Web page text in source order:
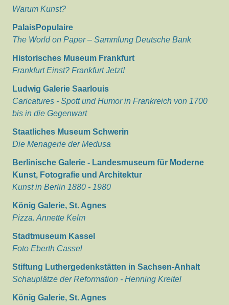
Warum Kunst?
PalaisPopulaire
The World on Paper – Sammlung Deutsche Bank
Historisches Museum Frankfurt
Frankfurt Einst? Frankfurt Jetzt!
Ludwig Galerie Saarlouis
Caricatures - Spott und Humor in Frankreich von 1700
bis in die Gegenwart
Staatliches Museum Schwerin
Die Menagerie der Medusa
Berlinische Galerie - Landesmuseum für Moderne
Kunst, Fotografie und Architektur
Kunst in Berlin 1880 - 1980
König Galerie, St. Agnes
Pizza. Annette Kelm
Stadtmuseum Kassel
Foto Eberth Cassel
Stiftung Luthergedenkstätten in Sachsen-Anhalt
Schauplätze der Reformation - Henning Kreitel
König Galerie, St. Agnes